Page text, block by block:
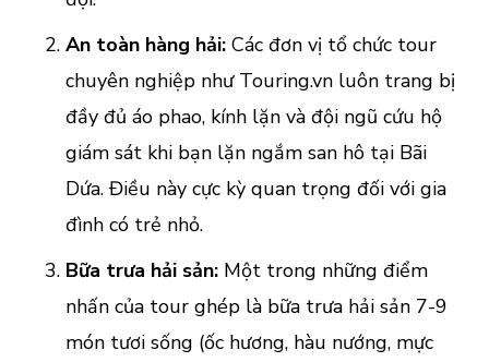
An toàn hàng hải:Các đơn vị tổ chức tour
chuyên nghiệp như Touring.vn luôn trang bị
đầy đủ áo phao, kính lặn và đội ngũ cứu hộ
giám sát khi bạn lặn ngắm san hô tại Bãi
Dứa. Điều này cực kỳ quan trọng đối với gia
đình có trẻ nhỏ.
Bữa trưa hải sản:Một trong những điểm
nhấn của tour ghép là bữa trưa hải sản 7-9
món tươi sống (ốc hương, hàu nướng, mực